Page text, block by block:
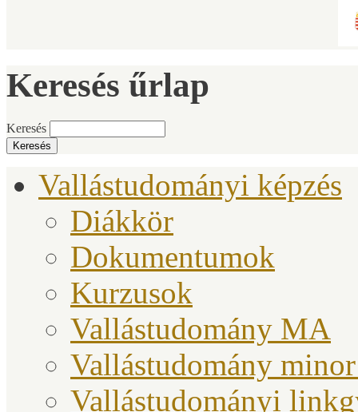
Keresés űrlap
Keresés
Vallástudományi képzés
Diákkör
Dokumentumok
Kurzusok
Vallástudomány MA
Vallástudomány
Vallástudományi